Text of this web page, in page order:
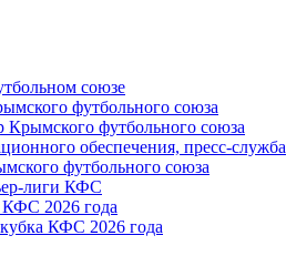
союзе
футбольного союза
футбольного союза
обеспечения, пресс-служба
футбольного союза
лиги КФС
2026 года
КФС 2026 года